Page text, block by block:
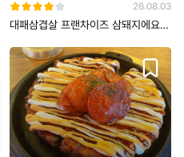
26.08.03
대패삼겹살 프랜차이즈 삼돼지에요
을 먹